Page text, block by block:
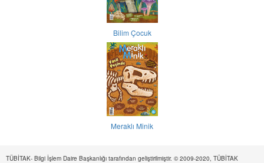
Bilim Çocuk
Meraklı Minik
TÜBİTAK- Bilgi İşlem Daire Başkanlığı tarafından geliştirilmiştir. © 2009-2020, TÜBİTAK